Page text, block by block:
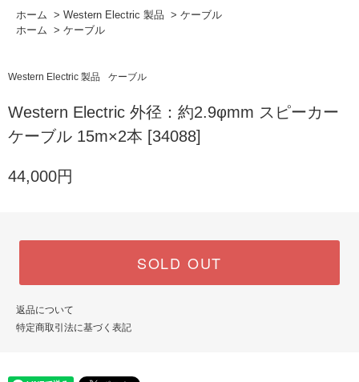
ホーム > Western Electric 製品 > ケーブル
ホーム > ケーブル
Western Electric 製品 ケーブル
Western Electric 外径：約2.9φmm スピーカー
ケーブル 15m×2本 [34088]
44,000円
SOLD OUT
返品について
特定商取引法に基づく表記